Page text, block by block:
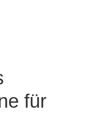
für